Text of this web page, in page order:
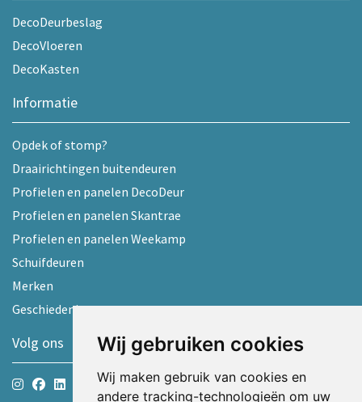
Wij gebruiken cookies
Wij maken gebruik van cookies en
andere tracking-technologieën om uw
DecoDeurbeslag
DecoVloeren
DecoKasten
Informatie
Opdek of stomp?
Draairichtingen buitendeuren
Profielen en panelen DecoDeur
Profielen en panelen Skantrae
Profielen en panelen Weekamp
Schuifdeuren
Merken
Geschiedenis
Volg ons